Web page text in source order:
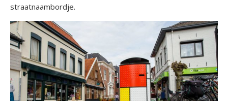
straatnaambordje.